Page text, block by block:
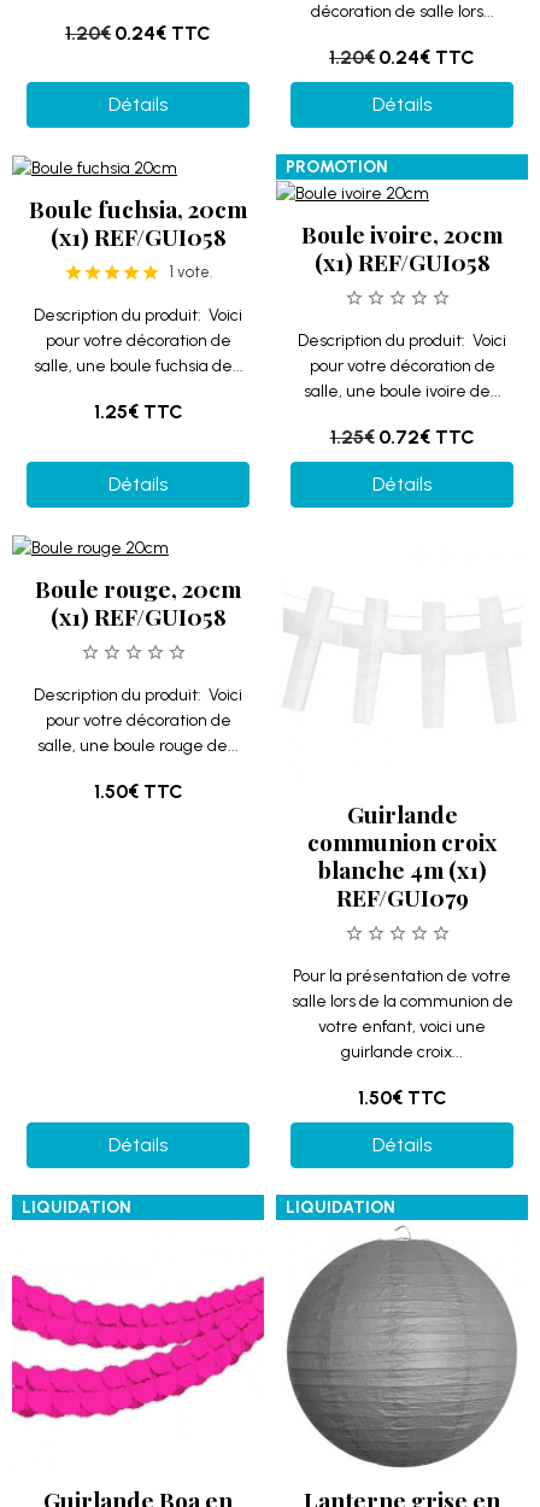
1.20€ 0.24€ TTC
Détails
décoration de salle lors...
1.20€ 0.24€ TTC
Détails
Boule fuchsia, 20cm
(x1) REF/GUI058
1 vote.
Description du produit: Voici
pour votre décoration de
salle, une boule fuchsia de...
1.25€ TTC
Détails
PROMOTION
Boule ivoire, 20cm
(x1) REF/GUI058
Description du produit: Voici
pour votre décoration de
salle, une boule ivoire de...
1.25€ 0.72€ TTC
Détails
Boule rouge, 20cm
(x1) REF/GUI058
Description du produit: Voici
pour votre décoration de
salle, une boule rouge de...
1.50€ TTC
Détails
Guirlande
communion croix
blanche 4m (x1)
REF/GUI079
Pour la présentation de votre
salle lors de la communion de
votre enfant, voici une
guirlande croix...
1.50€ TTC
Détails
LIQUIDATION
Guirlande Boa en
LIQUIDATION
Lanterne grise en